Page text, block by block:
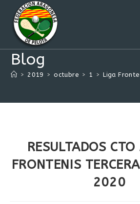
contenido
Blog
> 2019 > octubre > 1 > Liga
RESULTADOS
FRONTENIS
2020